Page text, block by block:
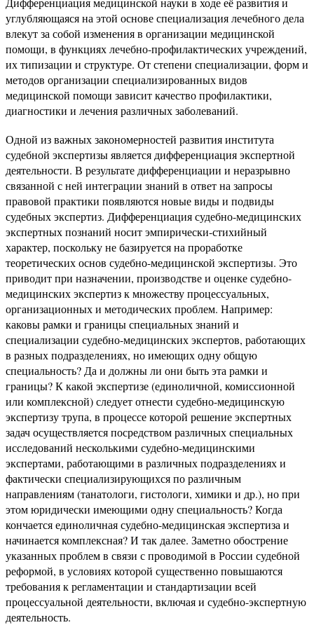
углубляющаяся на этой основе специализация лечебного дела
влекут за собой изменения в организации медицинской
помощи, в функциях лечебно-профилактических учреждений,
их типизации и структуре. От степени специализации, форм и
методов организации специализированных видов
медицинской помощи зависит качество профилактики,
диагностики и лечения различных заболеваний.
Одной из важных закономерностей развития института
судебной экспертизы является дифференциация экспертной
деятельности. В результате дифференциации и неразрывно
связанной с ней интеграции знаний в ответ на запросы
правовой практики появляются новые виды и подвиды
судебных экспертиз. Дифференциация судебно-медицинских
экспертных познаний носит эмпирически-стихийный
характер, поскольку не базируется на проработке
теоретических основ судебно-медицинской экспертизы. Это
приводит при назначении, производстве и оценке судебно-
медицинских экспертиз к множеству процессуальных,
организационных и методических проблем. Например:
каковы рамки и границы специальных знаний и
специализации судебно-медицинских экспертов, работающих
в разных подразделениях, но имеющих одну общую
специальность? Да и должны ли они быть эта рамки и
границы? К какой экспертизе (единоличной, комиссионной
или комплексной) следует отнести судебно-медицинскую
экспертизу трупа, в процессе которой решение экспертных
задач осуществляется посредством различных специальных
исследований несколькими судебно-медицинскими
экспертами, работающими в различных подразделениях и
фактически специализирующихся по различным
направлениям (танатологи, гистологи, химики и др.), но при
этом юридически имеющими одну специальность? Когда
кончается единоличная судебно-медицинская экспертиза и
начинается комплексная? И так далее. Заметно обострение
указанных проблем в связи с проводимой в России судебной
реформой, в условиях которой существенно повышаются
требования к регламентации и стандартизации всей
процессуальной деятельности, включая и судебно-экспертную
деятельность.